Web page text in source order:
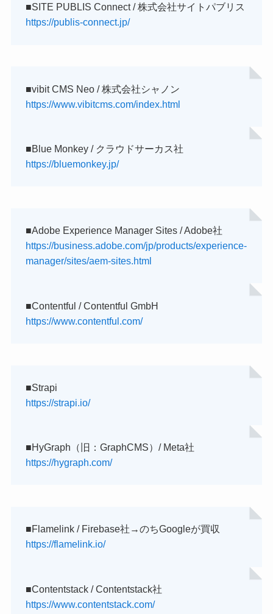
■SITE PUBLIS Connect / 株式会社サイトパブリス
https://publis-connect.jp/
■vibit CMS Neo / 株式会社シャノン
https://www.vibitcms.com/index.html
■Blue Monkey / クラウドサーカス社
https://bluemonkey.jp/
■Adobe Experience Manager Sites / Adobe社
https://business.adobe.com/jp/products/experience-
manager/sites/aem-sites.html
■Contentful / Contentful GmbH
https://www.contentful.com/
■Strapi
https://strapi.io/
■HyGraph（旧：GraphCMS）/ Meta社
https://hygraph.com/
■Flamelink / Firebase社→のちGoogleが買収
https://flamelink.io/
■Contentstack / Contentstack社
https://www.contentstack.com/